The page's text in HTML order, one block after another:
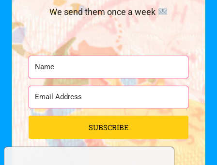
We send them once a week
SUBSCRIBE